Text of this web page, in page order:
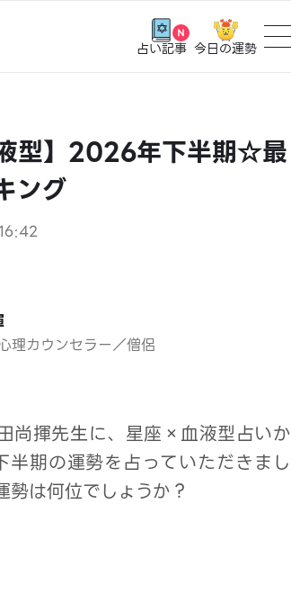
占い記事 今日の運勢
型】2026年下半期☆最
ング
理カウンセラー／僧侶
尚揮先生に、星座×血液型占いか
期の運勢を占っていただきまし
は何位でしょうか？